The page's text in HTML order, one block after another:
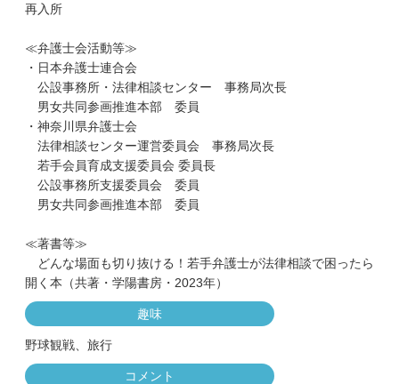
再入所
≪弁護士会活動等≫
・日本弁護士連合会
公設事務所・法律相談センター 事務局次長
男女共同参画推進本部 委員
・神奈川県弁護士会
法律相談センター運営委員会 事務局次長
若手会員育成支援委員会 委員長
公設事務所支援委員会 委員
男女共同参画推進本部 委員
≪著書等≫
どんな場面も切り抜ける！若手弁護士が法律相談で困ったら
開く本（共著・学陽書房・2023年）
趣味
野球観戦、旅行
コメント